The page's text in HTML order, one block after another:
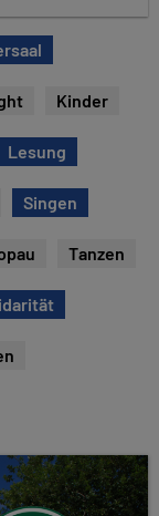
Kinder
Lesung
Singen
Tanzen